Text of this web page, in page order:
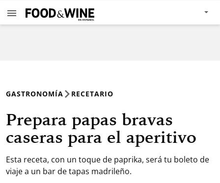
GASTRONOMÍA RECETARIO
Prepara papas bravas
caseras para el aperitivo
Esta receta, con un toque de paprika, será tu boleto de
viaje a un bar de tapas madrileño.